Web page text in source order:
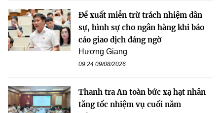
Đề xuất miễn trừ trách nhiệm dân
sự, hình sự cho ngân hàng khi báo
cáo giao dịch đáng ngờ
Hương Giang
09:24 09/08/2026
Thanh tra An toàn bức xạ hạt nhân
tăng tốc nhiệm vụ cuối năm